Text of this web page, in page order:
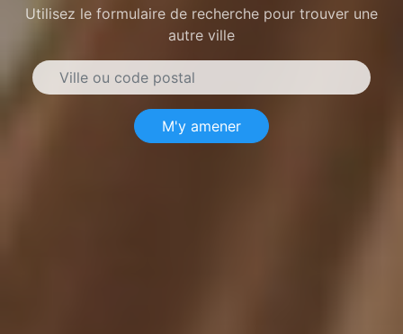
Utilisez le formulaire de recherche pour trouver une
autre ville
M'y amener